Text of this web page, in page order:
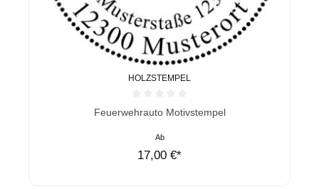
HOLZSTEMPEL
Durchschnittliche Bewertung von 0 von 5 Sternen
Feuerwehrauto Motivstempel
Ab
17,00 €*